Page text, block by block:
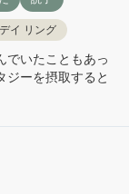
イ リング
でいたこともあっ
ジーを摂取すると